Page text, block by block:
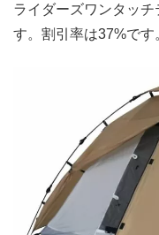
ライダーズワンタッ
す。割引率は37%です